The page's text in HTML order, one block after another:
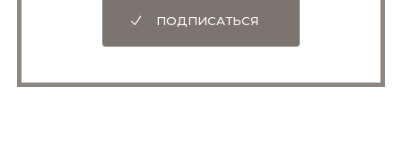
ПОДПИСАТЬСЯ